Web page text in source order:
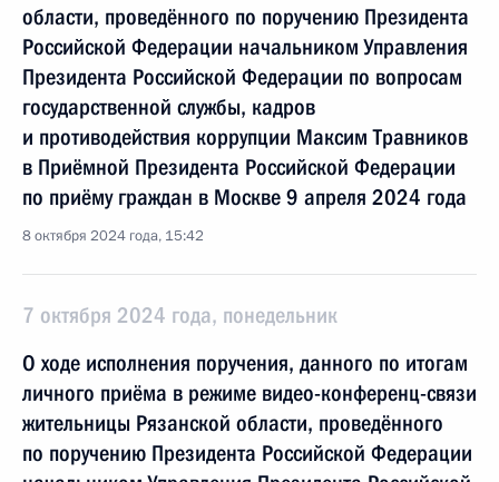
области, проведённого по поручению Президента
Российской Федерации начальником Управления
Президента Российской Федерации по вопросам
государственной службы, кадров
и противодействия коррупции Максим Травников
в Приёмной Президента Российской Федерации
по приёму граждан в Москве 9 апреля 2024 года
8 октября 2024 года, 15:42
7 октября 2024 года, понедельник
О ходе исполнения поручения, данного по итогам
личного приёма в режиме видео-конференц-связи
жительницы Рязанской области, проведённого
по поручению Президента Российской Федерации